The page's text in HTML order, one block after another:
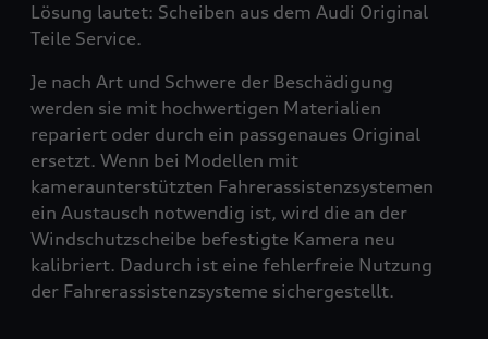
Lösung lautet: Scheiben aus dem Audi Original
Teile Service.
Je nach Art und Schwere der Beschädigung
werden sie mit hochwertigen Materialien
repariert oder durch ein passgenaues Original
ersetzt. Wenn bei Modellen mit
kameraunterstützten Fahrerassistenzsystemen
ein Austausch notwendig ist, wird die an der
Windschutzscheibe befestigte Kamera neu
kalibriert. Dadurch ist eine fehlerfreie Nutzung
der Fahrerassistenzsysteme sichergestellt.